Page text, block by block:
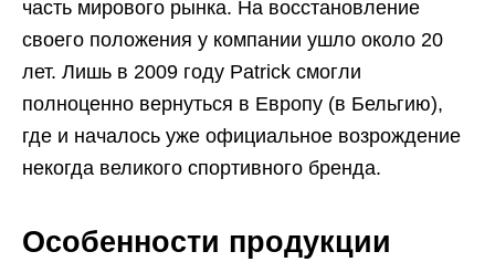
часть мирового рынка. На восстановление
своего положения у компании ушло около 20
лет. Лишь в 2009 году Patrick смогли
полноценно вернуться в Европу (в Бельгию),
где и началось уже официальное возрождение
некогда великого спортивного бренда.
Особенности продукции